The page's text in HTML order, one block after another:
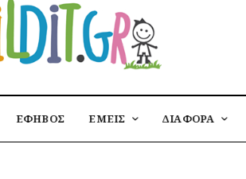
ΕΦΗΒΟΣ ΕΜΕΙΣ ΔΙΑΦΟΡΑ